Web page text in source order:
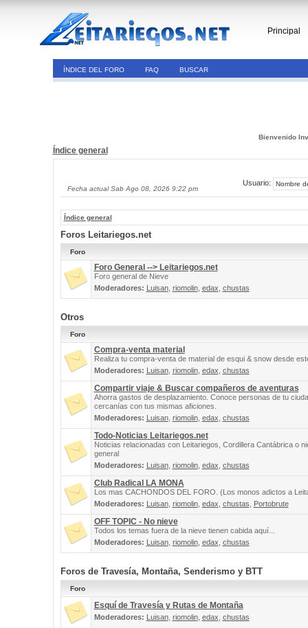
Principal
ÍNDICE DEL FORO FAQ BUSCAR
Bienvenido
Índice general
Fecha actual Sab Ago 08, 2026 9:22 pm
Usuario:
Índice general
Foros Leitariegos.net
Foro
Foro General --> Leitariegos.net
Foro general de Nieve
Moderadores: Luisan, riomolin, edax chustas
Otros
Foro
Compra-venta material
Realiza tu compra-venta de material de esqui & snow desde
Moderadores: Luisan, riomolin, edax chustas
Compartir viaje & Buscar compañeros de aventuras
Ahorra gastos de desplazamiento. Conoce personas de tu
cercanías con tus mismas aficiones.
Moderadores: Luisan, riomolin, edax chustas
Todo-Noticias Leitariegos.net
Noticias relacionadas con Leitariegos, Cordillera Cantábrica o
general
Moderadores: Luisan, riomolin, edax chustas
Club Radical LA MONA
Los mas CACHONDOS DEL FORO. (Los monos adictos a
Moderadores: Luisan, riomolin, edax chustas Portobrute
OFF TOPIC - No nieve
Todos los temas fuera de la nieve tienen cabida aquí...
Moderadores: Luisan, riomolin, edax chustas
Foros de Travesía, Montaña, Senderismo y BTT
Foro
Esquí de Travesía y Rutas de Montaña
Moderadores: Luisan, riomolin, edax chustas